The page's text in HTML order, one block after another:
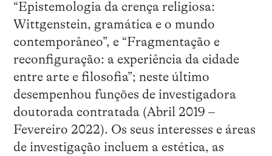
“Epistemologia da crença religiosa:
Wittgenstein, gramática e o mundo
contemporâneo”, e “Fragmentação e
reconfiguração: a experiência da cidade
entre arte e filosofia”; neste último
desempenhou funções de investigadora
doutorada contratada (Abril 2019 –
Fevereiro 2022). Os seus interesses e áreas
de investigação incluem a estética, as